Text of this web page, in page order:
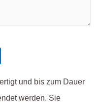
und bis zum Dauer
werden. Sie